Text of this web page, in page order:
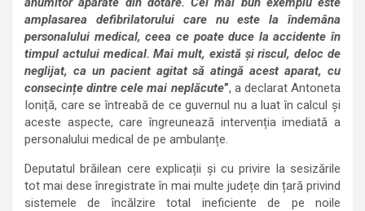
amplasarea defibrilatorului care nu este la îndemâna
personalului medical, ceea ce poate duce la accidente în
timpul actului medical. Mai mult, există și riscul, deloc de
neglijat, ca un pacient agitat să atingă acest aparat, cu
consecințe dintre cele mai neplăcute”, a declarat Antoneta
Ioniță, care se întreabă de ce guvernul nu a luat în calcul și
aceste aspecte, care îngreunează intervenția imediată a
personalului medical de pe ambulanțe.
Deputatul brăilean cere explicații și cu privire la sesizările
tot mai dese înregistrate în mai multe județe din țară privind
sistemele de încălzire total ineficiente de pe noile